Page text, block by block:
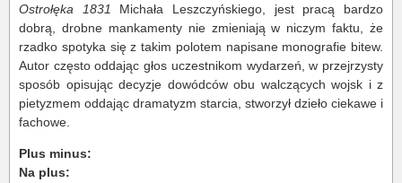
Ostrołęka 1831 Michała Leszczyńskiego, jest pracą bardzo
dobrą, drobne mankamenty nie zmieniają w niczym faktu, że
rzadko spotyka się z takim polotem napisane monografie bitew.
Autor często oddając głos uczestnikom wydarzeń, w przejrzysty
sposób opisując decyzje dowódców obu walczących wojsk i z
pietyzmem oddając dramatyzm starcia, stworzył dzieło ciekawe i
fachowe.
Plus minus:
Na plus: